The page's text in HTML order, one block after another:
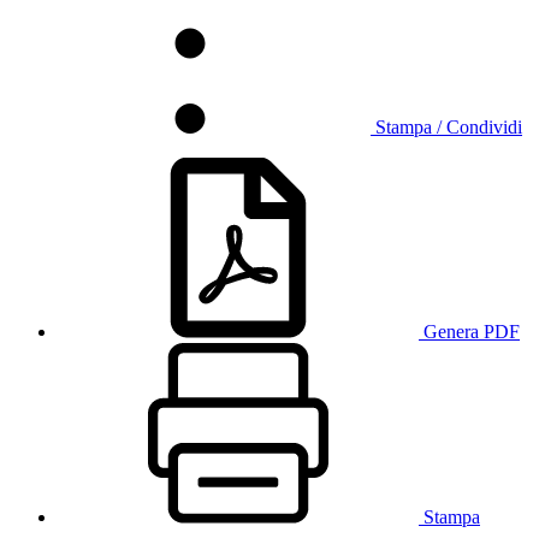
Stampa / Condividi
Genera PDF
Stampa